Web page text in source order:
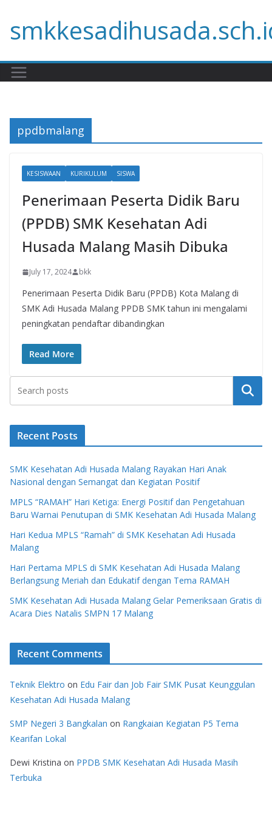
content
ppdbmalang
KESISWAAN KURIKULUM SISWA
Penerimaan Peserta Didik Baru
(PPDB) SMK Kesehatan Adi
Husada Malang Masih Dibuka
July 17, 2024 bkk
Penerimaan Peserta Didik Baru (PPDB) Kota Malang di
SMK Adi Husada Malang PPDB SMK tahun ini mengalami
peningkatan pendaftar dibandingkan
Read More
Search
Recent Posts
SMK Kesehatan Adi Husada Malang Rayakan Hari Anak
Nasional dengan Semangat dan Kegiatan Positif
MPLS “RAMAH” Hari Ketiga: Energi Positif dan Pengetahuan
Baru Warnai Penutupan di SMK Kesehatan Adi Husada Malang
Hari Kedua MPLS “Ramah” di SMK Kesehatan Adi Husada
Malang
Hari Pertama MPLS di SMK Kesehatan Adi Husada Malang
Berlangsung Meriah dan Edukatif dengan Tema RAMAH
SMK Kesehatan Adi Husada Malang Gelar Pemeriksaan Gratis di
Acara Dies Natalis SMPN 17 Malang
Recent Comments
Teknik Elektro on Edu Fair dan Job Fair SMK Pusat Keunggulan
Kesehatan Adi Husada Malang
SMP Negeri 3 Bangkalan on Rangkaian Kegiatan P5 Tema
Kearifan Lokal
Dewi Kristina on PPDB SMK Kesehatan Adi Husada Masih
Terbuka